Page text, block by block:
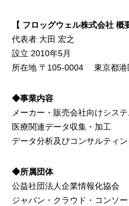
【 フロッグウェル株式会社 概
代表者 大田 宏之
設立 2010年5月
所在地 〒105-0004 東京都港
◆事業内容
メーカー・販売会社向けシス
医療関連データ収集・加工
データ分析及びコンサルティ
◆所属団体
公益社団法人企業情報化協会
ジャパン・クラウド・コンソ